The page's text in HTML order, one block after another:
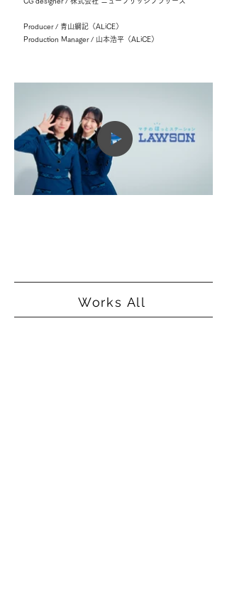
Producer / 青山綱記（ALiCE）
Production Manager / 山本浩平（ALiCE）
Works All